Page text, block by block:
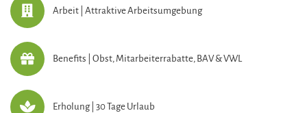
Arbeit | Attraktive Arbeitsumgebung
Benefits | Obst, Mitarbeiterrabatte, BAV & VWL
Erholung | 30 Tage Urlaub